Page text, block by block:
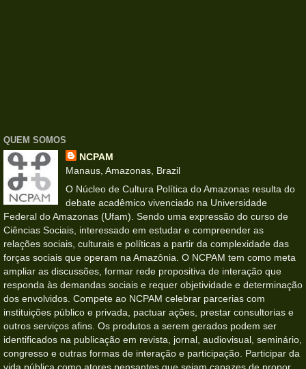
QUEM SOMOS
NCPAM
Manaus, Amazonas, Brazil
O Núcleo de Cultura Política do Amazonas resulta do
debate acadêmico vivenciado na Universidade
Federal do Amazonas (Ufam). Sendo uma expressão do curso de
Ciências Sociais, interessado em estudar e compreender as
relações sociais, culturais e políticas a partir da complexidade das
forças sociais que operam na Amazônia. O NCPAM tem como meta
ampliar as discussões, formar rede propositiva de interação que
responda às demandas sociais e requer objetividade e determinação
dos envolvidos. Compete ao NCPAM celebrar parcerias com
instituições público e privada, pactuar ações, prestar consultorias e
outros serviços afins. Os produtos a serem gerados podem ser
identificados na publicação em revista, jornal, audiovisual, seminário,
congresso e outras formas de interação e participação. Participar da